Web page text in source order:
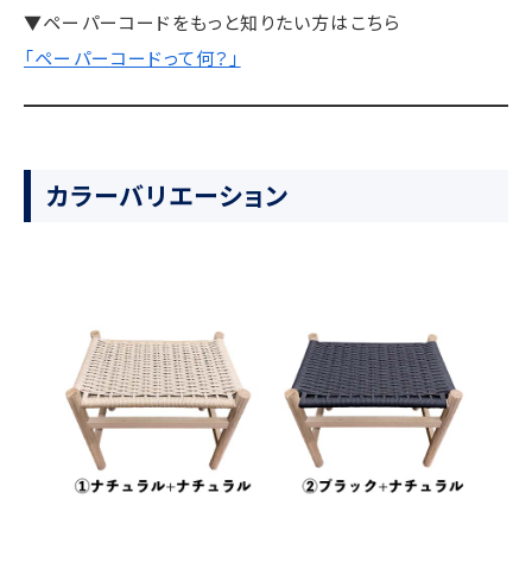
▼ペーパーコードをもっと知りたい方はこちら
「ペーパーコードって何？」
カラーバリエーション